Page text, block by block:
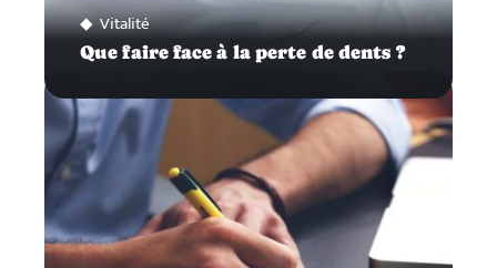
Vitalité
Que faire face à la perte de dents ?